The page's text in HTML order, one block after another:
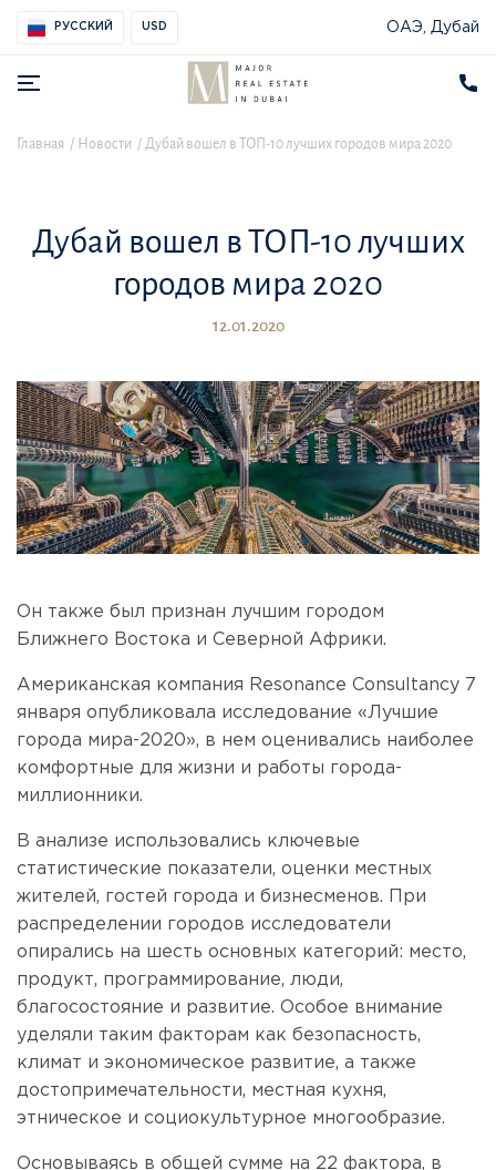
РУССКИЙ USD ОАЭ, Дубай
Главная Новости Дубай вошел в ТОП-10 лучших городов мира 2020
Дубай вошел в ТОП-10 лучших
городов мира 2020
12.01.2020
Он также был признан лучшим городом
Ближнего Востока и Северной Африки.
Американская компания Resonance Consultancy 7
января опубликовала исследование «Лучшие
города мира-2020», в нем оценивались наиболее
комфортные для жизни и работы города-
миллионники.
В анализе использовались ключевые
статистические показатели, оценки местных
жителей, гостей города и бизнесменов. При
распределении городов исследователи
опирались на шесть основных категорий: место,
продукт, программирование, люди,
благосостояние и развитие. Особое внимание
уделяли таким факторам как безопасность,
климат и экономическое развитие, а также
достопримечательности, местная кухня,
этническое и социокультурное многообразие.
Основываясь в общей сумме на 22 фактора, в